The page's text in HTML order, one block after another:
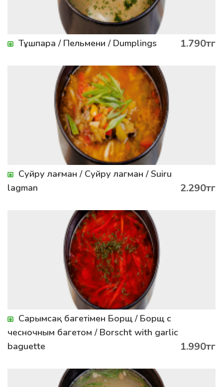
Тұшпара / Пельмени / Dumplings 1.790тг
Суйру лағман / Суйру лагман / Suiru
lagman
2.290тг
Сарымсақ багетімен Борщ / Борщ с
чесночным багетом / Borscht with garlic
baguette
1.990тг